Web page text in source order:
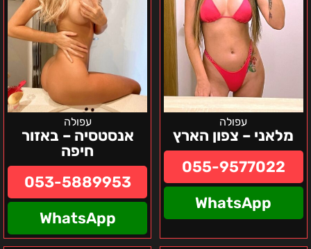
עפולה
מלאני – צפון הארץ
055-9577022
WhatsApp
עפולה
אנסטסיה – באזור
חיפה
053-5889953
WhatsApp